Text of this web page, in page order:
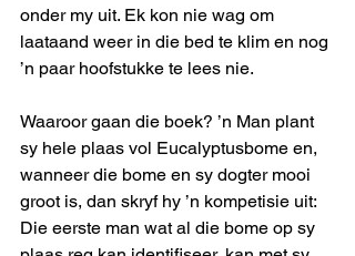
onder my uit. Ek kon nie wag om
laataand weer in die bed te klim en nog
’n paar hoofstukke te lees nie.
Waaroor gaan die boek? ’n Man plant
sy hele plaas vol Eucalyptusbome en,
wanneer die bome en sy dogter mooi
groot is, dan skryf hy ’n kompetisie uit:
Die eerste man wat al die bome op sy